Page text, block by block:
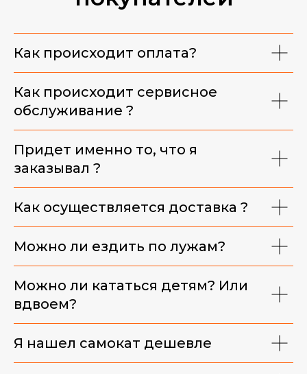
Фирменная майка
Как происходит оплата?
Как происходит сервисное
обслуживание ?
Придет именно то, что я
заказывал ?
Как осуществляется доставка ?
Можно ли ездить по лужам?
Можно ли кататься детям? Или
вдвоем?
Я нашел самокат дешевле